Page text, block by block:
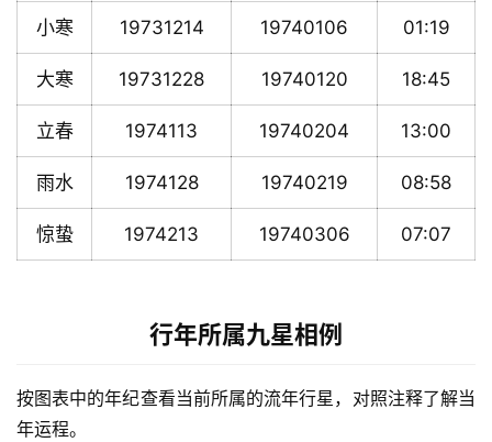
小寒 19731214 19740106 01:19
大寒 19731228 19740120 18:45
立春 1974113 19740204 13:00
雨水 1974128 19740219 08:58
惊蛰 1974213 19740306 07:07
行年所属九星相例
按图表中的年纪查看当前所属的流年行星，对照注释了解当
年运程。